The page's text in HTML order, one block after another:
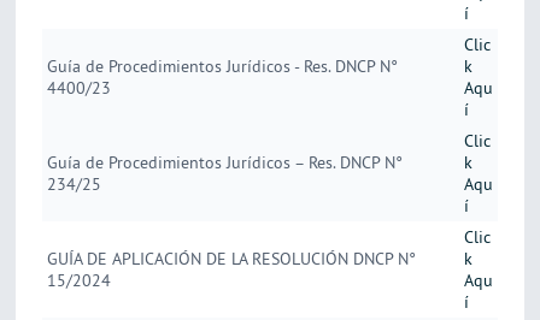
í
Guía de Procedimientos Jurídicos - Res. DNCP N°
4400/23
Clic
k
Aqu
í
Guía de Procedimientos Jurídicos – Res. DNCP N°
234/25
Clic
k
Aqu
í
GUÍA DE APLICACIÓN DE LA RESOLUCIÓN DNCP N°
15/2024
Clic
k
Aqu
í